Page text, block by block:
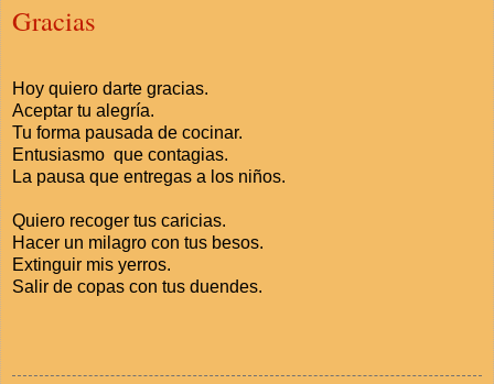
Gracias
Hoy quiero darte gracias.
Aceptar tu alegría.
Tu forma pausada de cocinar.
Entusiasmo que contagias.
La pausa que entregas a los niños.
Quiero recoger tus caricias.
Hacer un milagro con tus besos.
Extinguir mis yerros.
Salir de copas con tus duendes.